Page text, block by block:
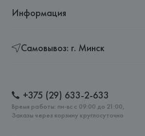
Информация
Самовывоз: г. Минск
+375 (29) 633-2-633
Время работы: пн-вс с 09:00 до 21:00,
Заказы через корзину круглосуточно